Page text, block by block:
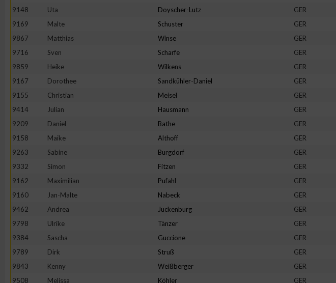
9148
Uta Doyscher-Lutz GER
9169
Malte Schuster GER
9867
Matthias Winse GER
9716
Sven Scharfe GER
9859
Heike Wilkens GER
9167
Dorothee Sandkühler-Daniel GER
9155
Christian Meisel GER
9414
Julian Hausmann GER
9209
Daniel Bathe GER
9158
Maike Althoff GER
9263
Sabine Burgdorf GER
9332
Simon Fitzen GER
9162
Maximilian Pufahl GER
9160
Jan-Malte Nabeck GER
9462
Andrea Juckenburg GER
9798
Ulrike Tänzer GER
9384
Sascha Guccione GER
9789
Dirk Struß GER
9843
Kenny Weißberger GER
9508
Melissa Köhler GER